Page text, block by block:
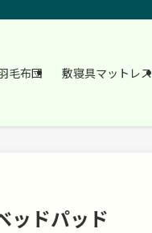
毛布団 敷寝具マットレス
ッドパッド